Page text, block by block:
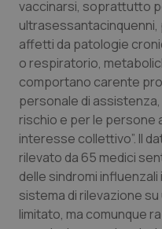
Provincia
Provincia
Puglia
Sardegna
Sicilia
Infezioni & Febbre
Ipertensione &
Malattie rare
Malattia di Crohn
Neuroscienze &
vaccinarsi, soprattutto
ultrasessantacinquenni,
affetti da patologie
o respiratorio,
comportano carente
personale di
rischio e per le persone
interesse collettivo”. Il
rilevato da 65 medici
delle sindromi
sistema di rilevazione
limitato, ma comunque